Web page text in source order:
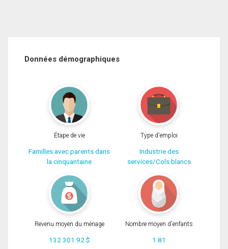
Données démographiques
Étape de vie
Familles avec parents dans
la cinquantaine
Type d'emploi
Industrie des
services/Cols blancs
Revenu moyen du ménage
132 301.92 $
Nombre moyen d'enfants
1.81